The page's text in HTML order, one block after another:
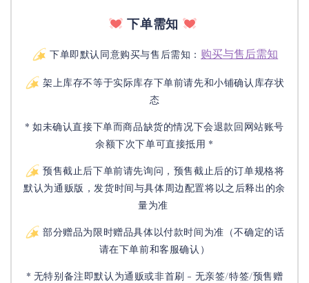
下单需知
下单即默认同意购买与售后需知： 购买与售后需知
架上库存不等于实际库存下单前请先和小铺确认库存状
态
* 如未确认直接下单而商品缺货的情况下会退款回网站账号
余额下次下单可直接抵用 *
预售截止后下单前请先询问，预售截止后的订单规格将
默认为通贩版，发货时间与具体周边配置将以之后释出的余
量为准
部分赠品为限时赠品具体以付款时间为准（不确定的话
请在下单前和客服确认）
* 无特别备注即默认为通贩或非首刷 - 无亲签/特签/预售赠